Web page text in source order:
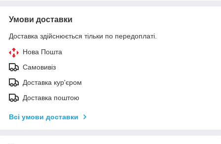
Умови доставки
Доставка здійснюється тільки по передоплаті.
Нова Пошта
Самовивіз
Доставка кур'єром
Доставка поштою
Всі умови доставки